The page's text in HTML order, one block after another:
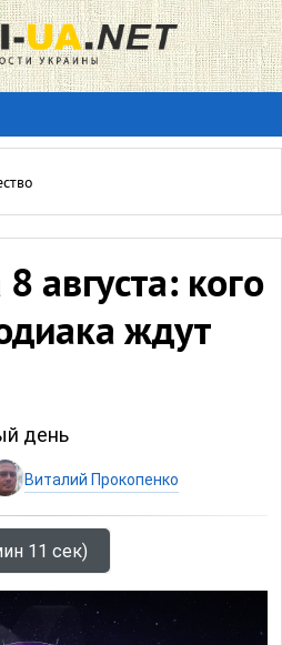
августа: кого
ждут
день
Виталий Прокопенко
11 сек)